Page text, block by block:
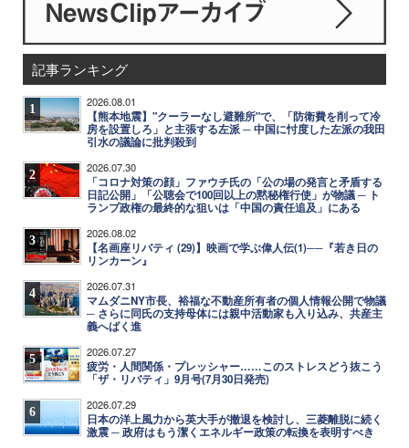
記事ランキング
1 2026.08.01
【熊本地震】"クーラーなし避難所"で、「防衛費を削って冷
房を設置しろ」と主張する左派 ─ 中国に忖度した左派の我田
引水の議論に批判殺到
2 2026.07.30
「コロナ対策の顔」ファウチ氏の「公の場の発言と矛盾する
日記公開」「公聴会で100回以上の黙秘権行使」が物議 ─ ト
ランプ政権の最終的な狙いは「中国の責任追及」にある
3 2026.08.02
【名画座リバティ (29)】映画で学ぶ偉人伝(1)──『若き日の
リンカーン』
4 2026.07.31
マムダニNY市長、裕福な不動産所有者の個人情報公開で物議
─ さらに同氏の支持母体には親中活動家も入り込み、共産主
義へばく進
5 2026.07.27
疲労・人間関係・プレッシャー……このストレスどう抜こう
「ザ・リバティ」9月号(7月30日発売)
6 2026.07.29
日本の洋上風力から英大手が撤退を検討し、三菱離脱に続く
激震 ─ 政府はもう潔くエネルギー政策の転換を表明すべき